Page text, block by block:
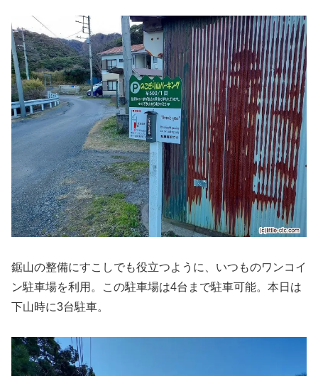
鋸山の整備にすこしでも役立つように、いつものワンコイ
ン駐車場を利用。この駐車場は4台まで駐車可能。本日は
下山時に3台駐車。